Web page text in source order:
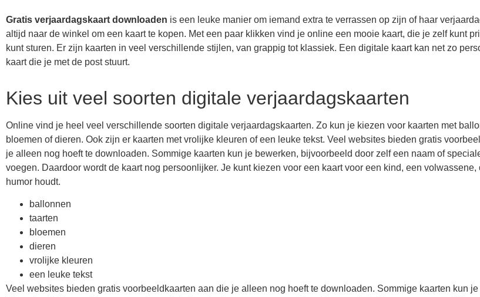
Gratis verjaardagskaart downloaden is een leuke manier om iemand extra te verrassen op zijn of haar
altijd naar de winkel om een kaart te kopen. Met een paar klikken vind je online een mooie kaart, die je zelf kunt
kunt sturen. Er zijn kaarten in veel verschillende stijlen, van grappig tot klassiek. Een digitale kaart kan net zo
kaart die je met de post stuurt.
Kies uit veel soorten digitale verjaardagskaarten
Online vind je heel veel verschillende soorten digitale verjaardagskaarten. Zo kun je kiezen voor kaarten met
bloemen of dieren. Ook zijn er kaarten met vrolijke kleuren of een leuke tekst. Veel websites bieden gratis
je alleen nog hoeft te downloaden. Sommige kaarten kun je bewerken, bijvoorbeeld door zelf een naam of
voegen. Daardoor wordt de kaart nog persoonlijker. Je kunt kiezen voor een kaart voor een kind, een volwassene,
humor houdt.
ballonnen
taarten
bloemen
dieren
vrolijke kleuren
een leuke tekst
Veel websites bieden gratis voorbeeldkaarten aan die je alleen nog hoeft te downloaden. Sommige kaarten kun